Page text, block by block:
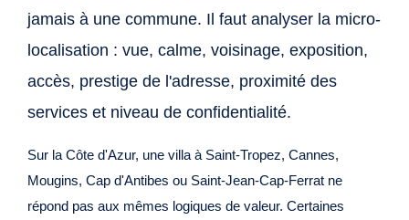
jamais à une commune. Il faut analyser la micro-
localisation : vue, calme, voisinage, exposition,
accès, prestige de l'adresse, proximité des
services et niveau de confidentialité.
Sur la Côte d'Azur, une villa à Saint-Tropez, Cannes,
Mougins, Cap d'Antibes ou Saint-Jean-Cap-Ferrat ne
répond pas aux mêmes logiques de valeur. Certaines